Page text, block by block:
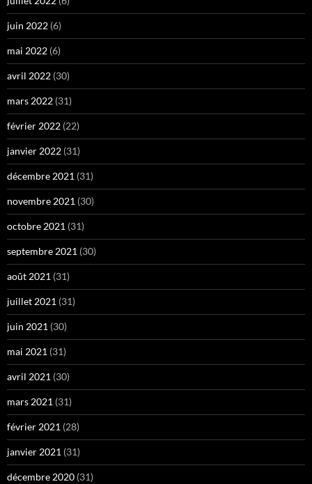
juin 2022 (6)
mai 2022 (6)
avril 2022 (30)
mars 2022 (31)
février 2022 (22)
janvier 2022 (31)
décembre 2021 (31)
novembre 2021 (30)
octobre 2021 (31)
septembre 2021 (30)
août 2021 (31)
juillet 2021 (31)
juin 2021 (30)
mai 2021 (31)
avril 2021 (30)
mars 2021 (31)
février 2021 (28)
janvier 2021 (31)
décembre 2020 (31)